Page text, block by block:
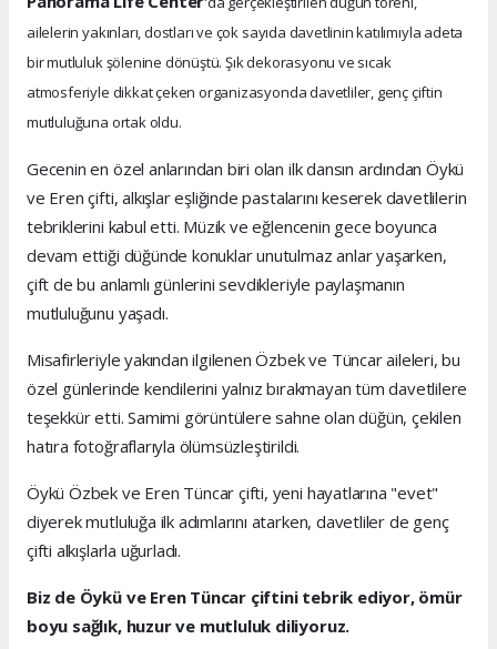
ailelerin yakınları, dostları ve çok sayıda davetlinin katılımıyla adeta
bir mutluluk şölenine dönüştü. Şık dekorasyonu ve sıcak
atmosferiyle dikkat çeken organizasyonda davetliler, genç çiftin
mutluluğuna ortak oldu.
Gecenin en özel anlarından biri olan ilk dansın ardından Öykü
ve Eren çifti, alkışlar eşliğinde pastalarını keserek davetlilerin
tebriklerini kabul etti. Müzik ve eğlencenin gece boyunca
devam ettiği düğünde konuklar unutulmaz anlar yaşarken,
çift de bu anlamlı günlerini sevdikleriyle paylaşmanın
mutluluğunu yaşadı.
Misafirleriyle yakından ilgilenen Özbek ve Tüncar aileleri, bu
özel günlerinde kendilerini yalnız bırakmayan tüm davetlilere
teşekkür etti. Samimi görüntülere sahne olan düğün, çekilen
hatıra fotoğraflarıyla ölümsüzleştirildi.
Öykü Özbek ve Eren Tüncar çifti, yeni hayatlarına "evet"
diyerek mutluluğa ilk adımlarını atarken, davetliler de genç
çifti alkışlarla uğurladı.
Biz de Öykü ve Eren Tüncar çiftini tebrik ediyor, ömür
boyu sağlık, huzur ve mutluluk diliyoruz.